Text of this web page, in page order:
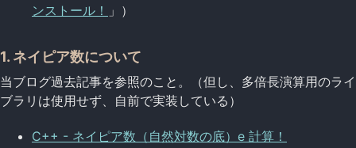
ンストール！
」）
1. ネイピア数について
当ブログ過去記事を参照のこと。（但し、多倍長演算用のライ
ブラリは使用せず、自前で実装している）
C++ - ネイピア数（自然対数の底）e 計算！